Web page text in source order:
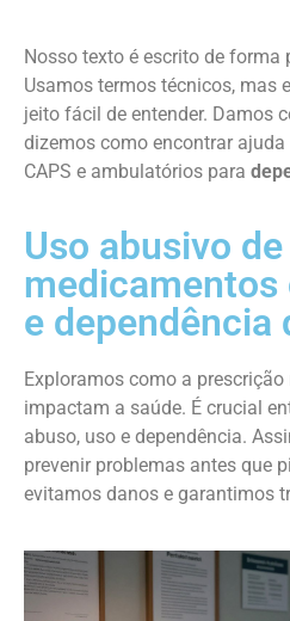
Nosso texto é escrito de
Usamos termos técnicos, mas
jeito fácil de entender. Damos
dizemos como encontrar
CAPS e ambulatórios para
Uso abusivo de
e dependência
Exploramos como a
impactam a saúde. É crucial
abuso, uso e dependência.
prevenir problemas antes que
evitamos danos e garantimos